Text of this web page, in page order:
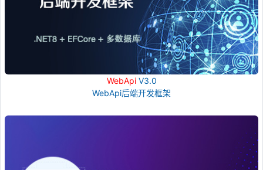
WebApiV3.0
WebApi后端开发框架